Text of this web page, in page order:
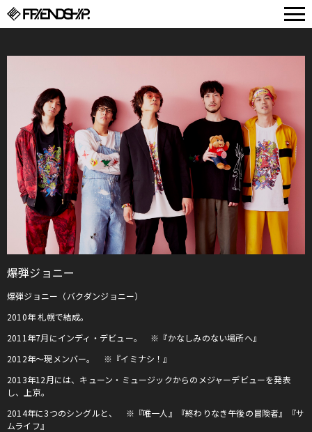
爆弾ジョニー
爆弾ジョニー（バクダンジョニー）
2010年 札幌で結成。
2011年7月にインディ・デビュー。 ※『かなしみのない場所へ』
2012年〜現メンバー。 ※『イミナシ！』
2013年12月には、キューン・ミュージックからのメジャーデビューを発表
し、上京。
2014年に3つのシングルと、 ※『唯一人』『終わりなき午後の冒険者』『サ
ムライフ』